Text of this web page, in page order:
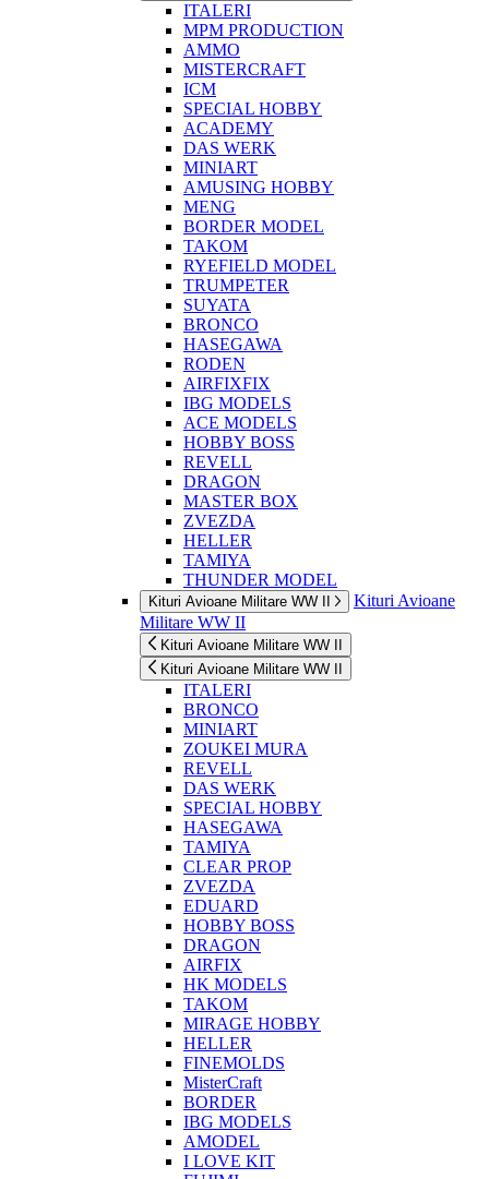
ITALERI
MPM PRODUCTION
AMMO
MISTERCRAFT
ICM
SPECIAL HOBBY
ACADEMY
DAS WERK
MINIART
AMUSING HOBBY
MENG
BORDER MODEL
TAKOM
RYEFIELD MODEL
TRUMPETER
SUYATA
BRONCO
HASEGAWA
RODEN
AIRFIXFIX
IBG MODELS
ACE MODELS
HOBBY BOSS
REVELL
DRAGON
MASTER BOX
ZVEZDA
HELLER
TAMIYA
THUNDER MODEL
Kituri Avioane Militare WW II
Kituri Avioane
Militare WW II
Kituri Avioane Militare WW II
Kituri Avioane Militare WW II
ITALERI
BRONCO
MINIART
ZOUKEI MURA
REVELL
DAS WERK
SPECIAL HOBBY
HASEGAWA
TAMIYA
CLEAR PROP
ZVEZDA
EDUARD
HOBBY BOSS
DRAGON
AIRFIX
HK MODELS
TAKOM
MIRAGE HOBBY
HELLER
FINEMOLDS
MisterCraft
BORDER
IBG MODELS
AMODEL
I LOVE KIT